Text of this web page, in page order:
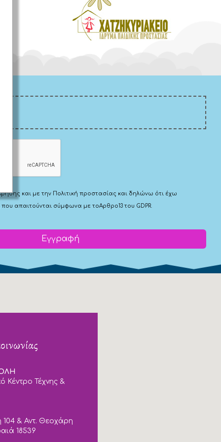
και με την Πολιτική προστασίας και δηλώνω ότι έχω
που απαιτούνται σύμφωνα με τοΑρθρο13 του GDPR.
Εγγραφή
Κέντρο Τέχνης &
104 & Αντ. Θεοχάρη
18539